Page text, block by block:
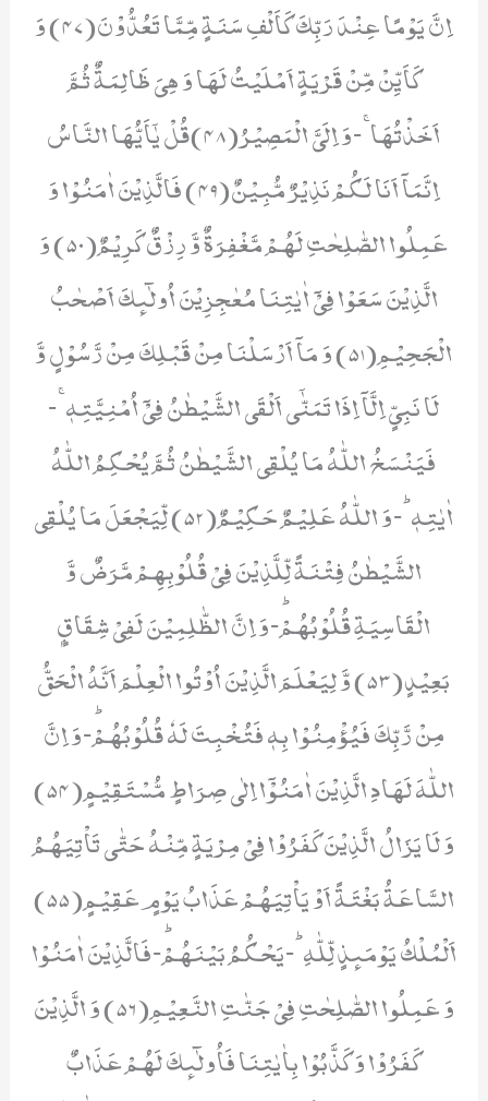
اِنَّ یَوْمًا عِنْدَ رَبِّكَ كَاَلْفِ سَنَةٍ مِّمَّا تَعُدُّوْنَ(47) وَ
كَاَیِّنْ مِّنْ قَرْیَةٍ اَمْلَیْتُ لَهَا وَ هِیَ ظَالِمَةٌ ثُمَّ
اَخَذْتُهَاۚ-وَ اِلَیَّ الْمَصِیْرُ(48)قُلْ یٰۤاَیُّهَا النَّاسُ
اِنَّمَاۤ اَنَا لَكُمْ نَذِیْرٌ مُّبِیْنٌ(49) فَالَّذِیْنَ اٰمَنُوْا وَ
عَمِلُوا الصّٰلِحٰتِ لَهُمْ مَّغْفِرَةٌ وَّ رِزْقٌ كَرِیْمٌ(50) وَ
الَّذِیْنَ سَعَوْا فِیْۤ اٰیٰتِنَا مُعٰجِزِیْنَ اُولٰٓىٕكَ اَصْحٰبُ
الْجَحِیْمِ(51) وَ مَاۤ اَرْسَلْنَا مِنْ قَبْلِكَ مِنْ رَّسُوْلٍ وَّ
لَا نَبِیٍّ اِلَّاۤ اِذَا تَمَنّٰۤى اَلْقَى الشَّیْطٰنُ فِیْۤ اُمْنِیَّتِهٖۚ-
فَیَنْسَخُ اللّٰهُ مَا یُلْقِی الشَّیْطٰنُ ثُمَّ یُحْكِمُ اللّٰهُ
اٰیٰتِهٖؕ-وَ اللّٰهُ عَلِیْمٌ حَكِیْمٌ(52) لِّیَجْعَلَ مَا یُلْقِی
الشَّیْطٰنُ فِتْنَةً لِّلَّذِیْنَ فِیْ قُلُوْبِهِمْ مَّرَضٌ وَّ
الْقَاسِیَةِ قُلُوْبُهُمْؕ-وَ اِنَّ الظّٰلِمِیْنَ لَفِیْ شِقَاقٍۭ
بَعِیْدٍ(53) وَّ لِیَعْلَمَ الَّذِیْنَ اُوْتُوا الْعِلْمَ اَنَّهُ الْحَقُّ
مِنْ رَّبِّكَ فَیُؤْمِنُوْا بِهٖ فَتُخْبِتَ لَهٗ قُلُوْبُهُمْؕ-وَ اِنَّ
اللّٰهَ لَهَادِ الَّذِیْنَ اٰمَنُوْۤا اِلٰى صِرَاطٍ مُّسْتَقِیْمٍ(54)
وَ لَا یَزَالُ الَّذِیْنَ كَفَرُوْا فِیْ مِرْیَةٍ مِّنْهُ حَتّٰى تَاْتِیَهُمُ
السَّاعَةُ بَغْتَةً اَوْ یَاْتِیَهُمْ عَذَابُ یَوْمٍ عَقِیْمٍ(55)
اَلْمُلْكُ یَوْمَىٕذٍ لِّلّٰهِؕ-یَحْكُمُ بَیْنَهُمْؕ-فَالَّذِیْنَ اٰمَنُوْا
وَ عَمِلُوا الصّٰلِحٰتِ فِیْ جَنّٰتِ النَّعِیْمِ(56) وَ الَّذِیْنَ
كَفَرُوْا وَ كَذَّبُوْا بِاٰیٰتِنَا فَاُولٰٓىٕكَ لَهُمْ عَذَابٌ